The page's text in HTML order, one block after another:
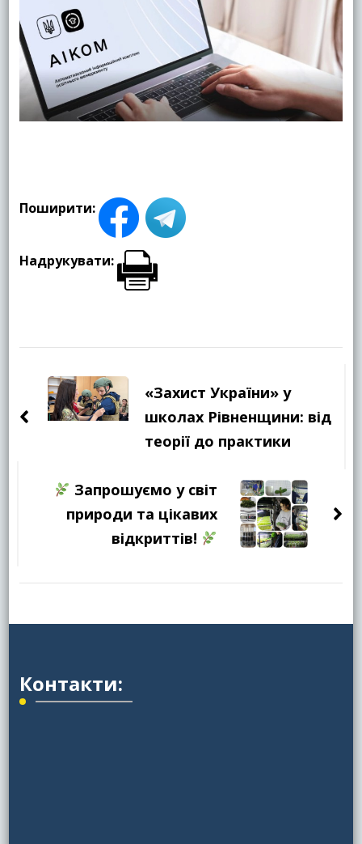
Поширити:
Надрукувати:
по
запису
«Захист України» у
школах Рівненщини: від
теорії до практики
Запрошуємо у світ
природи та цікавих
відкриттів!
Контакти: